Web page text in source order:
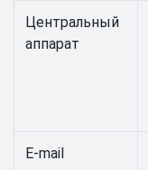
Центральный
аппарат
E-mail